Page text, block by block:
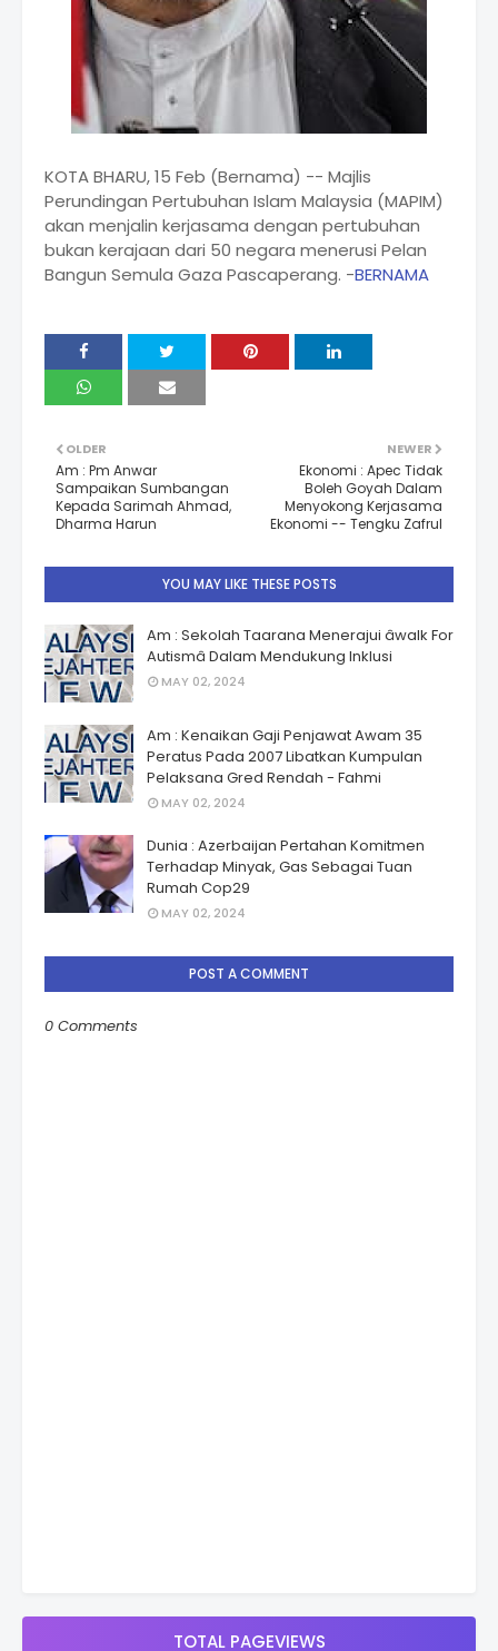
KOTA BHARU, 15 Feb (Bernama) -- Majlis
Perundingan Pertubuhan Islam Malaysia (MAPIM)
akan menjalin kerjasama dengan pertubuhan
bukan kerajaan dari 50 negara menerusi Pelan
Bangun Semula Gaza Pascaperang. -BERNAMA
NEWER
Ekonomi : Apec Tidak
Boleh Goyah Dalam
Menyokong Kerjasama
Ekonomi -- Tengku Zafrul
OLDER
Am : Pm Anwar
Sampaikan Sumbangan
Kepada Sarimah Ahmad,
Dharma Harun
YOU MAY LIKE THESE POSTS
Am : Sekolah Taarana Menerajui âwalk For
Autismâ Dalam Mendukung Inklusi
MAY 02, 2024
Am : Kenaikan Gaji Penjawat Awam 35
Peratus Pada 2007 Libatkan Kumpulan
Pelaksana Gred Rendah - Fahmi
MAY 02, 2024
Dunia : Azerbaijan Pertahan Komitmen
Terhadap Minyak, Gas Sebagai Tuan
Rumah Cop29
MAY 02, 2024
POST A COMMENT
0 Comments
TOTAL PAGEVIEWS